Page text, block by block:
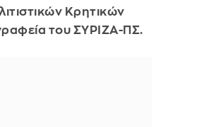
Κρητικών
του ΣΥΡΙΖΑ-ΠΣ.